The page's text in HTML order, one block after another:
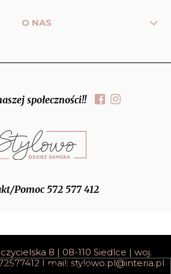
O NAS
społeczności!!
Pomoc 572 577 412
8 | 08-110 Siedlce | woj.
| mail: stylowo.pl@interia.pl
pełną wersję strony